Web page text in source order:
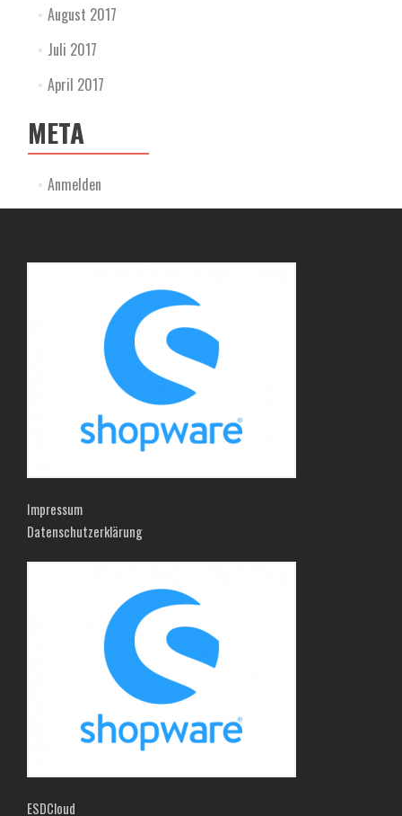
August 2017
Juli 2017
April 2017
META
Anmelden
Impressum
Datenschutzerklärung
ESDCloud